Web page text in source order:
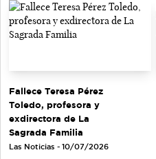
Fallece Teresa Pérez
Toledo, profesora y
exdirectora de La
Sagrada Familia
Las Noticias - 10/07/2026